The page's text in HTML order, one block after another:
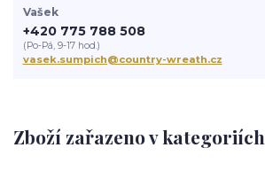
Zboží zařazeno v kategoriích
Vašek
+420 775 788 508
(Po-Pá, 9-17 hod.)
vasek.sumpich@country-wreath.cz